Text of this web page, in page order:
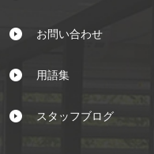
お問い合わせ
用語集
スタッフブログ